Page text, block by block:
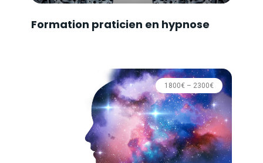
Formation praticien en hypnose
1800€ – 2300€